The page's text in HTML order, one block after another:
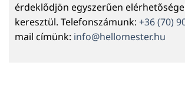
érdeklődjön egyszerűen
keresztül. Telefonszámunk: +36 (70)
mail címünk: info@hellomester.hu